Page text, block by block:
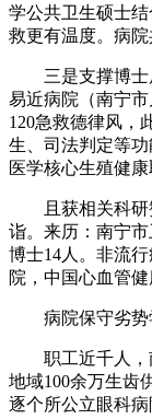
学公共卫生硕士
救更有温度。病院
三是支撑博士后
易近病院（南宁
120急救德律风，
生、司法判定等
医学核心生殖健
且获相关科研赞
诣。来历：南宁
博士14人。非流
院，中国心血管健
病院保守劣势学
职工近千人，南
地域100余万生齿
逐个所公立眼科